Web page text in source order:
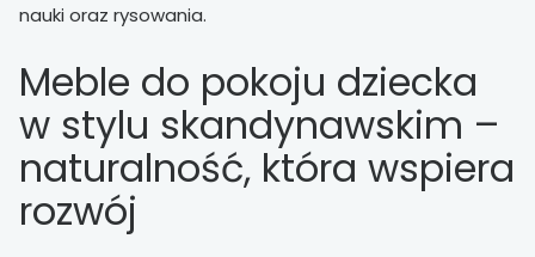
nauki oraz rysowania.
Meble do pokoju dziecka
w stylu skandynawskim –
naturalność, która wspiera
rozwój